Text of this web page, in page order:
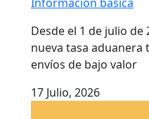
Desde el 1 de julio
nueva tasa aduanera
envíos de bajo valor
17 Julio, 2026